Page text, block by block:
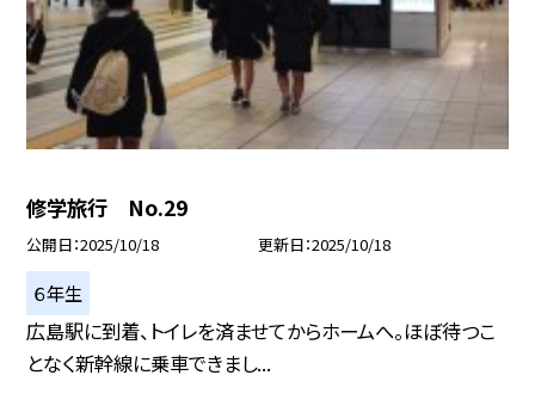
修学旅行 No.29
公開日 2025/10/18 更新日 2025/10/18
６年生
広島駅に到着、トイレを済ませてからホームへ。ほぼ待つこ
となく新幹線に乗車できまし...